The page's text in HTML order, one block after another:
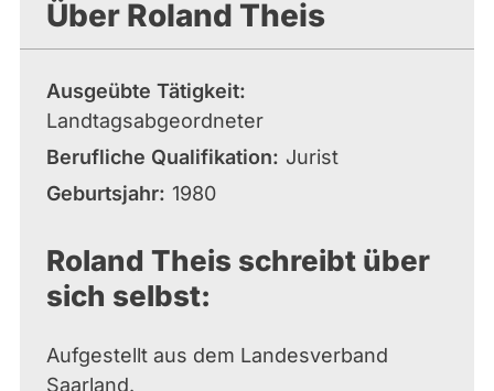
Über Roland Theis
Ausgeübte Tätigkeit
Landtagsabgeordneter
Berufliche Qualifikation
Jurist
Geburtsjahr 1980
Roland Theis schreibt über
sich selbst:
Aufgestellt aus dem Landesverband
Saarland.